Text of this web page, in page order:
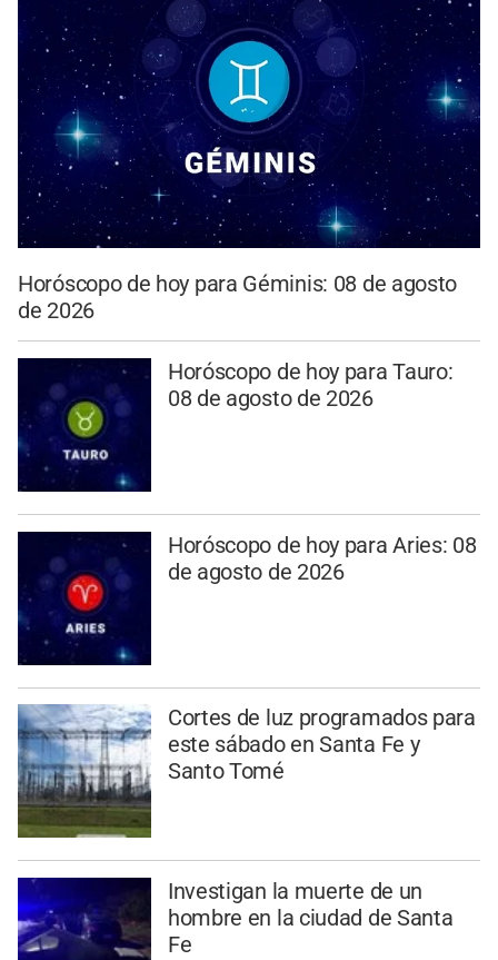
Horóscopo de hoy para Géminis: 08 de agosto
de 2026
Horóscopo de hoy para Tauro:
08 de agosto de 2026
Horóscopo de hoy para Aries: 08
de agosto de 2026
Cortes de luz programados para
este sábado en Santa Fe y
Santo Tomé
Investigan la muerte de un
hombre en la ciudad de Santa
Fe